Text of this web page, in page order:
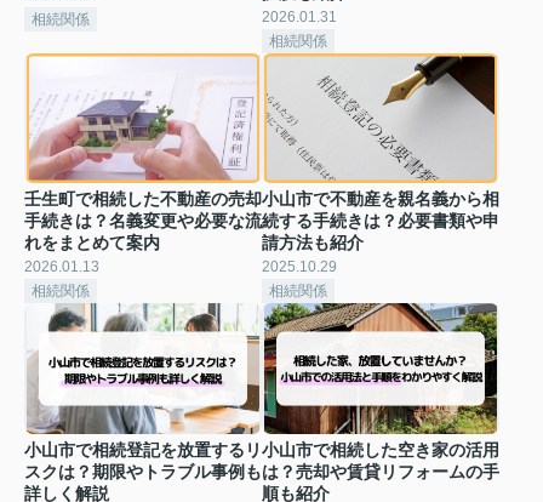
相続関係
2026.01.31
相続関係
壬生町で相続した不動産の売却
手続きは？名義変更や必要な流
れをまとめて案内
2026.01.13
相続関係
小山市で不動産を親名義から相
続する手続きは？必要書類や申
請方法も紹介
2025.10.29
相続関係
小山市で相続登記を放置するリ
スクは？期限やトラブル事例も
詳しく解説
小山市で相続した空き家の活用
は？売却や賃貸リフォームの手
順も紹介